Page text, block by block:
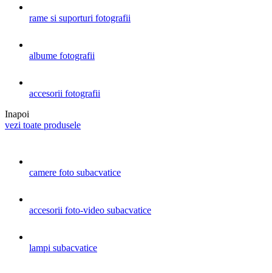
rame si suporturi fotografii
albume fotografii
accesorii fotografii
Inapoi
vezi toate produsele
camere foto subacvatice
accesorii foto-video subacvatice
lampi subacvatice